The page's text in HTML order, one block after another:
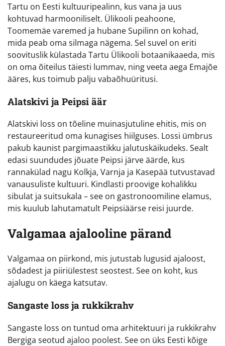
Tartu on Eesti kultuuripealinn, kus vana ja uus
kohtuvad harmooniliselt. Ülikooli peahoone,
Toomemäe varemed ja hubane Supilinn on kohad,
mida peab oma silmaga nägema. Sel suvel on eriti
soovituslik külastada Tartu Ülikooli botaanikaaeda, mis
on oma õiteilus täiesti lummav, ning veeta aega Emajõe
ääres, kus toimub palju vabaõhuüritusi.
Alatskivi ja Peipsi äär
Alatskivi loss on tõeline muinasjutuline ehitis, mis on
restaureeritud oma kunagises hiilguses. Lossi ümbrus
pakub kaunist pargimaastikku jalutuskäikudeks. Sealt
edasi suundudes jõuate Peipsi järve äärde, kus
rannakülad nagu Kolkja, Varnja ja Kasepää tutvustavad
vanausuliste kultuuri. Kindlasti proovige kohalikku
sibulat ja suitsukala – see on gastronoomiline elamus,
mis kuulub lahutamatult Peipsiäärse reisi juurde.
Valgamaa ajalooline pärand
Valgamaa on piirkond, mis jutustab lugusid ajaloost,
sõdadest ja piiriülestest seostest. See on koht, kus
ajalugu on käega katsutav.
Sangaste loss ja rukkikrahv
Sangaste loss on tuntud oma arhitektuuri ja rukkikrahv
Bergiga seotud ajaloo poolest. See on üks Eesti kõige